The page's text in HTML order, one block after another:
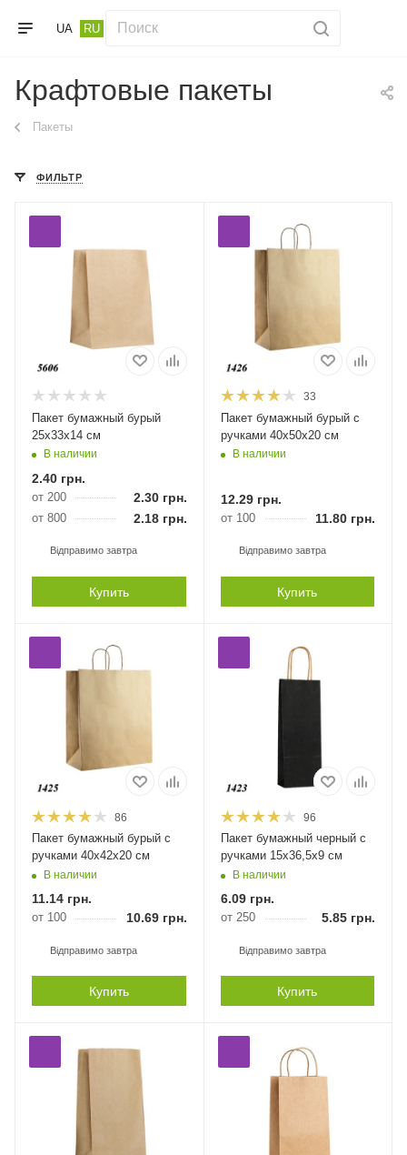
UA RU
Крафтовые пакеты
Пакеты
ФИЛЬТР
Пакет бумажный бурый
25х33х14 см
В наличии
2.40 грн.
от 200 2.30грн.
от 800 2.18грн.
Відправимо завтра
Купить
33
Пакет бумажный бурый с
ручками 40х50х20 см
В наличии
12.29грн.
от 100 11.80 грн.
Відправимо завтра
Купить
86
Пакет бумажный бурый с
ручками 40х42х20 см
В наличии
11.14 грн.
от 100 10.69 грн.
Відправимо завтра
Купить
96
Пакет бумажный черный с
ручками 15х36,5х9 см
В наличии
6.09грн.
от 250 5.85 грн.
Відправимо завтра
Купить